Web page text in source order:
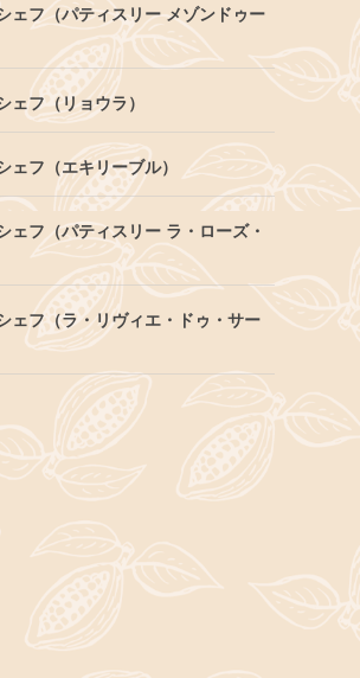
ェフ（パティスリー メゾンドゥー
ェフ（リョウラ）
ェフ（エキリーブル）
ェフ（パティスリー ラ・ローズ・
ェフ（ラ・リヴィエ・ドゥ・サー